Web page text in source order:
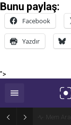
Bunu paylaş:
Facebook
Yazdır
">